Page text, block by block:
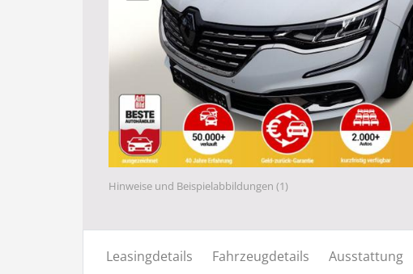
Hinweise und Beispielabbildungen (1)
Leasingdetails Fahrzeugdetails Ausstattung